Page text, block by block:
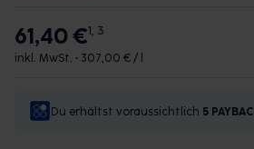
61,40 €1, 3
inkl. MwSt. • 307,00 € / l
Du erhältst voraussichtlich 5